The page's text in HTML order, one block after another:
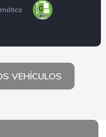
VEHÍCULOS